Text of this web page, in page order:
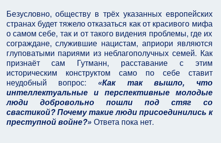
Безусловно, обществу в трёх указанных европейских
странах будет тяжело отказаться как от красивого мифа
о самом себе, так и от такого видения проблемы, где их
сограждане, служившие нацистам, априори являются
глуповатыми париями из неблагополучных семей. Как
признаёт сам Гутманн, расставание с этим
историческим конструктом само по себе ставит
неудобный вопрос: «Как так вышло, что
интеллектуальные и перспективные молодые
люди добровольно пошли под стяг со
свастикой? Почему такие люди присоединились к
преступной войне?» Ответа пока нет.